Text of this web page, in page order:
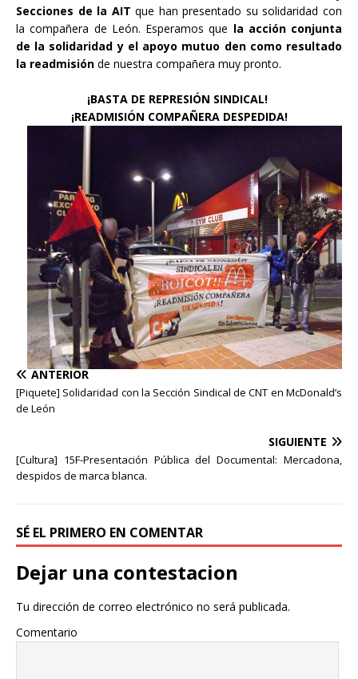
Secciones de la AIT que han presentado su solidaridad con
la compañera de León. Esperamos que la acción conjunta
de la solidaridad y el apoyo mutuo den como resultado
la readmisión de nuestra compañera muy pronto.
¡BASTA DE REPRESIÓN SINDICAL!
¡READMISIÓN COMPAÑERA DESPEDIDA!
ANTERIOR
[Piquete] Solidaridad con la Sección Sindical de CNT en McDonald’s
de León
SIGUIENTE
[Cultura] 15F-Presentación Pública del Documental: Mercadona,
despidos de marca blanca.
SÉ EL PRIMERO EN COMENTAR
Dejar una contestacion
Tu dirección de correo electrónico no será publicada.
Comentario